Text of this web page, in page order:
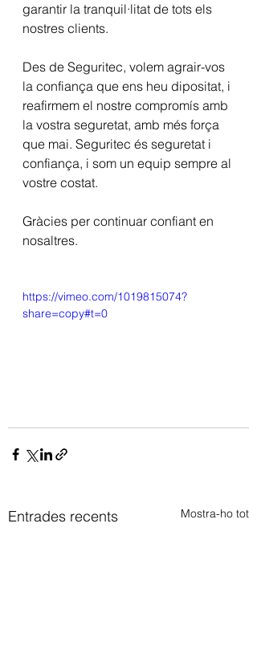
garantir la tranquil·litat de tots els
nostres clients.
Des de Seguritec, volem agrair-vos
la confiança que ens heu dipositat, i
reafirmem el nostre compromís amb
la vostra seguretat, amb més força
que mai. Seguritec és seguretat i
confiança, i som un equip sempre al
vostre costat.
Gràcies per continuar confiant en
nosaltres.
https://vimeo.com/1019815074?
share=copy#t=0
Entrades recents Mostra-ho tot